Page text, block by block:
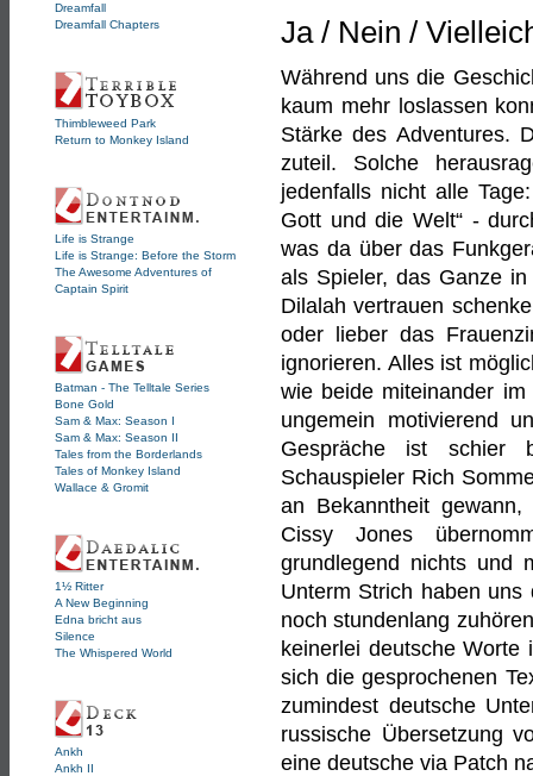
Dreamfall
Dreamfall Chapters
Thimbleweed Park
Return to Monkey Island
Life is Strange
Life is Strange: Before the Storm
The Awesome Adventures of
Captain Spirit
Batman - The Telltale Series
Bone Gold
Sam & Max: Season I
Sam & Max: Season II
Tales from the Borderlands
Tales of Monkey Island
Wallace & Gromit
1½ Ritter
A New Beginning
Edna bricht aus
Silence
The Whispered World
Ankh
Ankh II
Ja / Nein /
Während uns die
kaum mehr loslassen
Stärke des Adventures.
zuteil. Solche
jedenfalls nicht alle
Gott und die Welt“ -
was da über das
als Spieler, das Ganze
Dilalah vertrauen
oder lieber das
ignorieren. Alles ist
wie beide miteinander
ungemein motivierend
Gespräche ist schier
Schauspieler Rich
an Bekanntheit
Cissy Jones
grundlegend nichts und
Unterm Strich haben
noch stundenlang
keinerlei deutsche
sich die gesprochenen
zumindest deutsche
russische Übersetzung
eine deutsche via Patch